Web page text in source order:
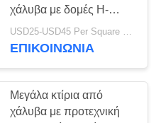
χάλυβα με δομές H-
Section και PPGI
Cladding
USD25-USD45 Per Square Meter MOQ:200 τετραγωνικά μέτρα
ΕΠΙΚΟΙΝΩΝΙΑ
Μεγάλα κτίρια από
χάλυβα με προτεχνική